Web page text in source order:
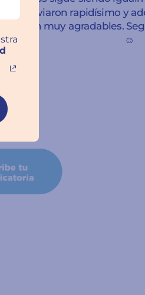
enviaron rapidísimo y
son muy agradables.
☺️